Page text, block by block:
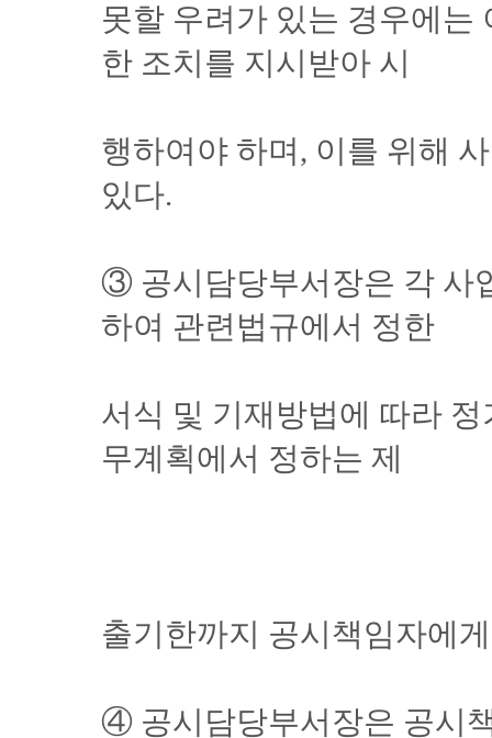
못할 우려가 있는 경우에는
한 조치를 지시받아 시
행하여야 하며, 이를 위해
있다.
③ 공시담당부서장은 각 사
하여 관련법규에서 정한
서식 및 기재방법에 따라
무계획에서 정하는 제
출기한까지 공시책임자에
④ 공시담당부서장은 공시